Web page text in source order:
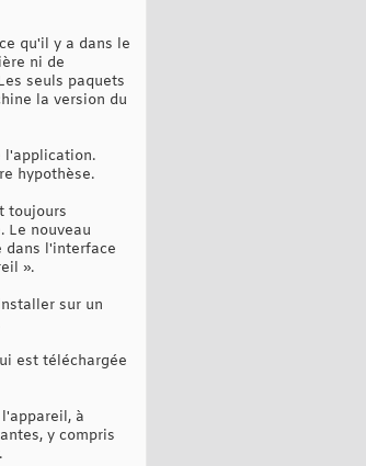
qu'il y a dans le
ni de
seuls paquets
la version du
l'application.
hypothèse.
toujours
Le nouveau
dans l'interface
».
sur un
est téléchargée
à
y compris